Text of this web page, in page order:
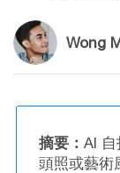
Wong
摘要： AI
頭照或藝術